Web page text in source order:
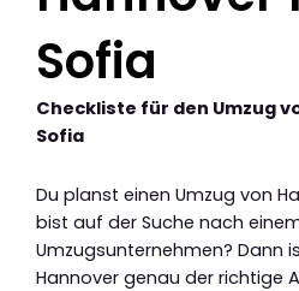
Sofia
Checkliste für den Umzug
Sofia
Du planst einen Umzug von
bist auf der Suche nach
Umzugsunternehmen? Dann
Hannover genau der richtige